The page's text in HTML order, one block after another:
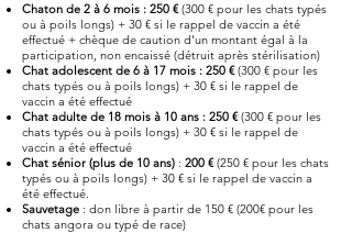
Chaton de 2 à 6 mois : 250 €(300 € pour les chats typés
ou à poils longs) + 30 € si le rappel de vaccin a été
effectué + chèque de caution d'un montant égal à la
participation, non encaissé (détruit après stérilisation)
Chat adolescent de 6 à 17 mois : 250 €(300 € pour les
chats typés ou à poils longs) + 30 € si le rappel de
vaccin a été effectué
Chat adulte de 18 mois à 10 ans : 250 €(300 € pour les
chats typés ou à poils longs) + 30 € si le rappel de
vaccin a été effectué
Chat sénior (plus de 10 ans) : 200 €(250 € pour les chats
typés ou à poils longs) + 30 € si le rappel de vaccin a
été effectué.
Sauvetage : don libre à partir de 150 € (200€ pour les
chats angora ou typé de race)